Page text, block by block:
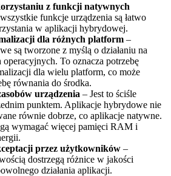
z funkcji natywnych
funkcje urządzenia są łatwo
w aplikacji hybrydowej.
dla różnych platform –
są tworzone z myślą o działaniu na
operacyjnych. To oznacza potrzebę
dla wielu platform, co może
równania do środka.
urządzenia – Jest to ściśle
punktem. Aplikacje hybrydowe nie
równie dobrze, co aplikacje natywne.
wymagać więcej pamięci RAM i
przez użytkowników –
dostrzegą różnice w jakości
działania aplikacji.